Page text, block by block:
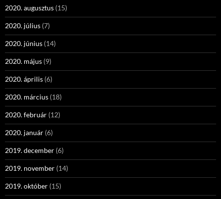
2020. augusztus (15)
2020. július (7)
2020. június (14)
2020. május (9)
2020. április (6)
2020. március (18)
2020. február (12)
2020. január (6)
2019. december (6)
2019. november (14)
2019. október (15)